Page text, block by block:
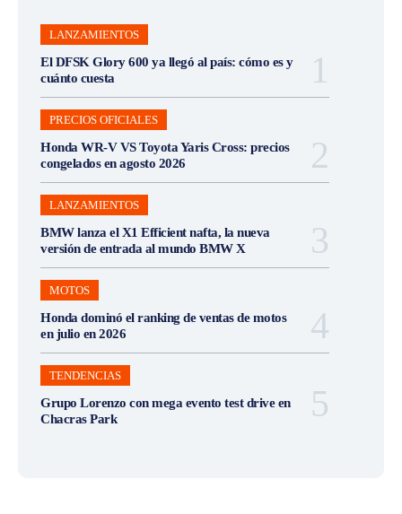
LANZAMIENTOS
El DFSK Glory 600 ya llegó al país: cómo es y
cuánto cuesta
PRECIOS OFICIALES
Honda WR-V VS Toyota Yaris Cross: precios
congelados en agosto 2026
LANZAMIENTOS
BMW lanza el X1 Efficient nafta, la nueva
versión de entrada al mundo BMW X
MOTOS
Honda dominó el ranking de ventas de motos
en julio en 2026
TENDENCIAS
Grupo Lorenzo con mega evento test drive en
Chacras Park